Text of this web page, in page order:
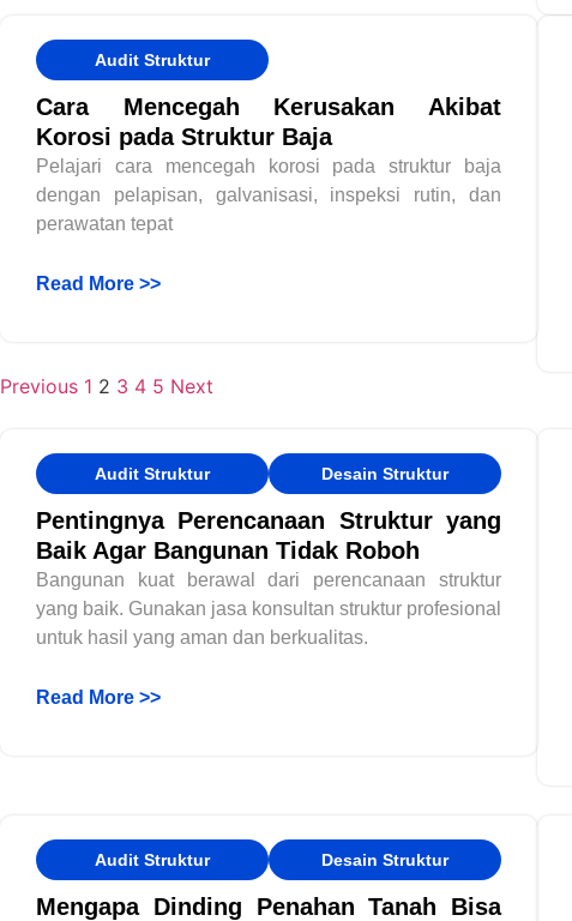
Audit Struktur
Cara Mencegah Kerusakan Akibat
Korosi pada Struktur Baja
Pelajari cara mencegah korosi pada struktur baja
dengan pelapisan, galvanisasi, inspeksi rutin, dan
perawatan tepat
Read More >>
Previous 1 2 3 4 5 Next
Audit Struktur Desain Struktur
Pentingnya Perencanaan Struktur yang
Baik Agar Bangunan Tidak Roboh
Bangunan kuat berawal dari perencanaan struktur
yang baik. Gunakan jasa konsultan struktur profesional
untuk hasil yang aman dan berkualitas.
Read More >>
Audit Struktur Desain Struktur
Mengapa Dinding Penahan Tanah Bisa